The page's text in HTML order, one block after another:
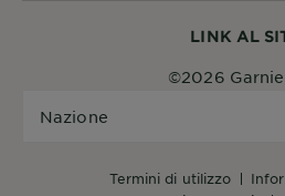
LINK AL
termini di utilizzo
Nazione
©2026